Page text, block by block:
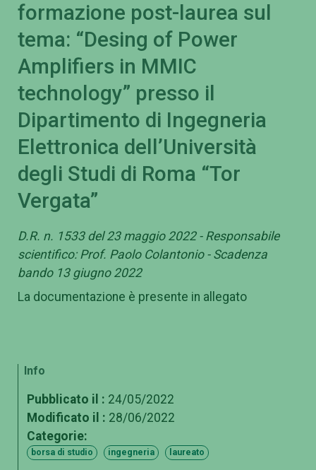
formazione post-laurea sul
tema: “Desing of Power
Amplifiers in MMIC
technology” presso il
Dipartimento di Ingegneria
Elettronica dell’Università
degli Studi di Roma “Tor
Vergata”
D.R. n. 1533 del 23 maggio 2022 - Responsabile
scientifico: Prof. Paolo Colantonio - Scadenza
bando 13 giugno 2022
La documentazione è presente in allegato
Info
Pubblicato il : 24/05/2022
Modificato il : 28/06/2022
Categorie:
borsa di studio ingegneria laureato